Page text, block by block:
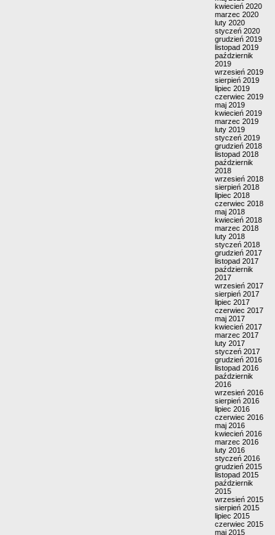
kwiecień 2020
marzec 2020
luty 2020
styczeń 2020
grudzień 2019
listopad 2019
październik
2019
wrzesień 2019
sierpień 2019
lipiec 2019
czerwiec 2019
maj 2019
kwiecień 2019
marzec 2019
luty 2019
styczeń 2019
grudzień 2018
listopad 2018
październik
2018
wrzesień 2018
sierpień 2018
lipiec 2018
czerwiec 2018
maj 2018
kwiecień 2018
marzec 2018
luty 2018
styczeń 2018
grudzień 2017
listopad 2017
październik
2017
wrzesień 2017
sierpień 2017
lipiec 2017
czerwiec 2017
maj 2017
kwiecień 2017
marzec 2017
luty 2017
styczeń 2017
grudzień 2016
listopad 2016
październik
2016
wrzesień 2016
sierpień 2016
lipiec 2016
czerwiec 2016
maj 2016
kwiecień 2016
marzec 2016
luty 2016
styczeń 2016
grudzień 2015
listopad 2015
październik
2015
wrzesień 2015
sierpień 2015
lipiec 2015
czerwiec 2015
maj 2015